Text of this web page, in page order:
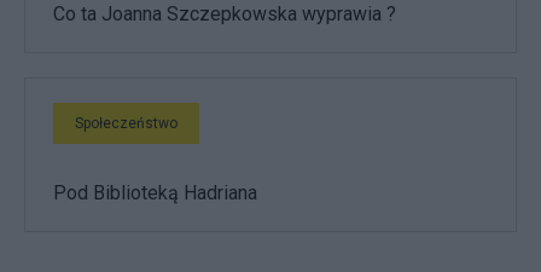
Co ta Joanna Szczepkowska wyprawia ?
Społeczeństwo
Pod Biblioteką Hadriana